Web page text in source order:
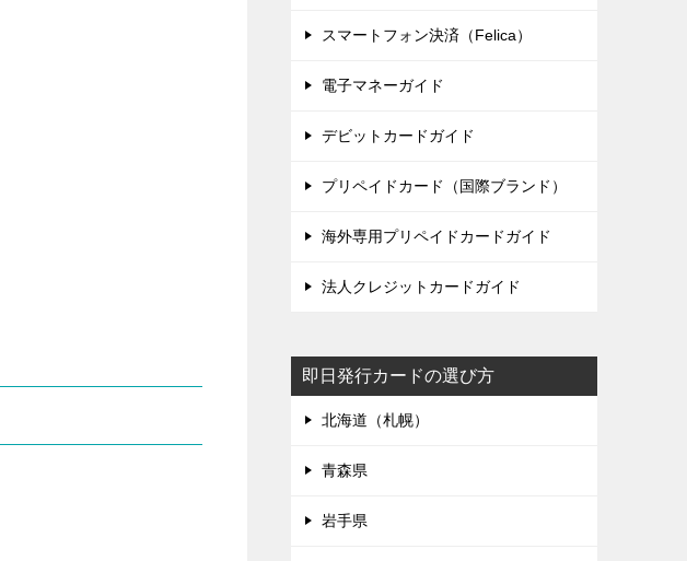
スマートフォン決済（Felica）
電子マネーガイド
デビットカードガイド
プリペイドカード（国際ブランド）
海外専用プリペイドカードガイド
法人クレジットカードガイド
即日発行カードの選び方
北海道（札幌）
青森県
岩手県